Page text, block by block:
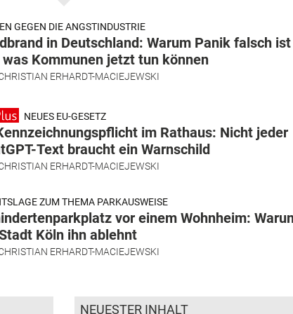
GEGEN DIE ANGSTINDUSTRIE
in Deutschland: Warum Panik falsch
was Kommunen jetzt tun können
ERHARDT-MACIEJEWSKI
NEUES EU-GESETZ
im Rathaus: Nicht jeder
Text braucht ein Warnschild
ERHARDT-MACIEJEWSKI
ZUM THEMA PARKAUSWEISE
vor einem Wohnheim:
Köln ihn ablehnt
ERHARDT-MACIEJEWSKI
NEUESTER INHALT